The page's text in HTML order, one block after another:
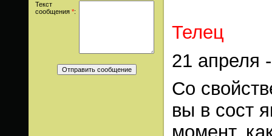
Текст
сообщения *:
Телец
21 апреля
Со
вы в сост